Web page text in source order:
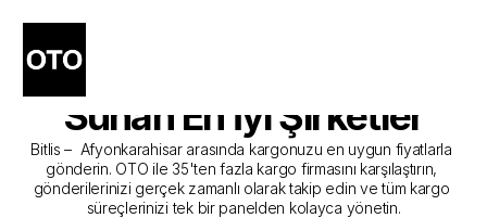
Bitlis - Afyonkarahisar
Kargo Gönderim Hizmeti
Sunan En İyi Şirketler
Bitlis –  Afyonkarahisar arasında kargonuzu en uygun fiyatlarla
gönderin. OTO ile 35'ten fazla kargo firmasını karşılaştırın,
gönderilerinizi gerçek zamanlı olarak takip edin ve tüm kargo
süreçlerinizi tek bir panelden kolayca yönetin.